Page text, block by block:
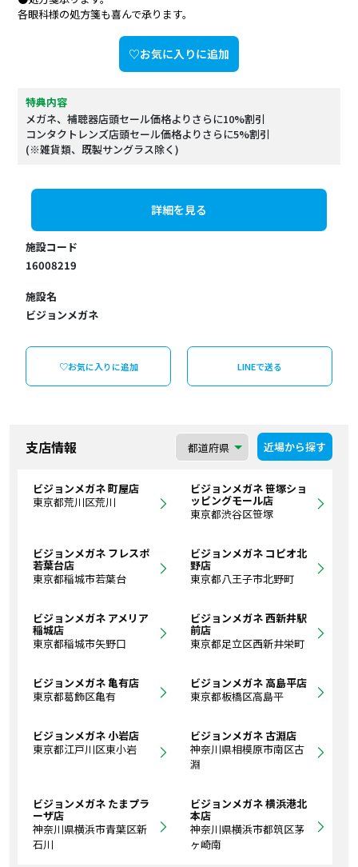
各眼科様の処方箋も喜んで承ります。
♡お気に入りに追加
特典内容
メガネ、補聴器店頭セール価格よりさらに10%割引
コンタクトレンズ店頭セール価格よりさらに5%割引
(※雑貨類、既製サングラス除く)
詳細を見る
施設コード
16008219
施設名
ビジョンメガネ
♡お気に入りに追加 LINEで送る
支店情報 近場から探す
ビジョンメガネ 町屋店
東京都荒川区荒川
ビジョンメガネ 笹塚ショ
ッピングモール店
東京都渋谷区笹塚
ビジョンメガネ フレスポ
若葉台店
東京都稲城市若葉台
ビジョンメガネ コピオ北
野店
東京都八王子市北野町
ビジョンメガネ アメリア
稲城店
東京都稲城市矢野口
ビジョンメガネ 西新井駅
前店
東京都足立区西新井栄町
ビジョンメガネ 亀有店
東京都葛飾区亀有
ビジョンメガネ 高島平店
東京都板橋区高島平
ビジョンメガネ 小岩店
東京都江戸川区東小岩
ビジョンメガネ 古淵店
神奈川県相模原市南区古
淵
ビジョンメガネ たまプラ
ーザ店
神奈川県横浜市青葉区新
石川
ビジョンメガネ 横浜港北
本店
神奈川県横浜市都筑区茅
ヶ崎南